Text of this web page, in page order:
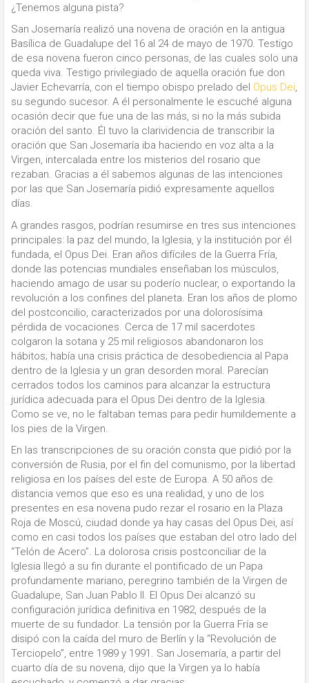
¿Tenemos alguna pista?
San Josemaría realizó una novena de oración en la antigua
Basílica de Guadalupe del 16 al 24 de mayo de 1970. Testigo
de esa novena fueron cinco personas, de las cuales solo una
queda viva. Testigo privilegiado de aquella oración fue don
Javier Echevarría, con el tiempo obispo prelado del Opus Dei,
su segundo sucesor. A él personalmente le escuché alguna
ocasión decir que fue una de las más, si no la más subida
oración del santo. Él tuvo la clarividencia de transcribir la
oración que San Josemaría iba haciendo en voz alta a la
Virgen, intercalada entre los misterios del rosario que
rezaban. Gracias a él sabemos algunas de las intenciones
por las que San Josemaría pidió expresamente aquellos
días.
A grandes rasgos, podrían resumirse en tres sus intenciones
principales: la paz del mundo, la Iglesia, y la institución por él
fundada, el Opus Dei. Eran años difíciles de la Guerra Fría,
donde las potencias mundiales enseñaban los músculos,
haciendo amago de usar su poderío nuclear, o exportando la
revolución a los confines del planeta. Eran los años de plomo
del postconcilio, caracterizados por una dolorosísima
pérdida de vocaciones. Cerca de 17 mil sacerdotes
colgaron la sotana y 25 mil religiosos abandonaron los
hábitos; había una crisis práctica de desobediencia al Papa
dentro de la Iglesia y un gran desorden moral. Parecían
cerrados todos los caminos para alcanzar la estructura
jurídica adecuada para el Opus Dei dentro de la Iglesia.
Como se ve, no le faltaban temas para pedir humildemente a
los pies de la Virgen.
En las transcripciones de su oración consta que pidió por la
conversión de Rusia, por el fin del comunismo, por la libertad
religiosa en los países del este de Europa. A 50 años de
distancia vemos que eso es una realidad, y uno de los
presentes en esa novena pudo rezar el rosario en la Plaza
Roja de Moscú, ciudad donde ya hay casas del Opus Dei, así
como en casi todos los países que estaban del otro lado del
“Telón de Acero”. La dolorosa crisis postconciliar de la
Iglesia llegó a su fin durante el pontificado de un Papa
profundamente mariano, peregrino también de la Virgen de
Guadalupe, San Juan Pablo II. El Opus Dei alcanzó su
configuración jurídica definitiva en 1982, después de la
muerte de su fundador. La tensión por la Guerra Fría se
disipó con la caída del muro de Berlín y la “Revolución de
Terciopelo”, entre 1989 y 1991. San Josemaría, a partir del
cuarto día de su novena, dijo que la Virgen ya lo había